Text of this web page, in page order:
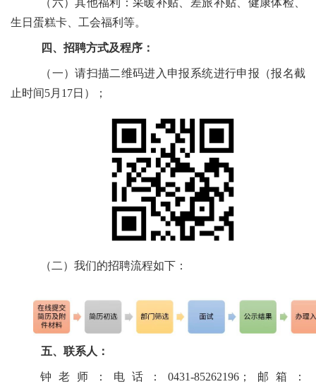
（六）其他福利：采暖补贴、差旅补贴、健康体检、
生日蛋糕卡、工会福利等。
四、招聘方式及程序：
（一）请扫描二维码进入申报系统进行申报（报名截
止时间5月17日）；
（二）我们的招聘流程如下：
五、联系人：
钟老师：电话：0431-85262196；邮箱：